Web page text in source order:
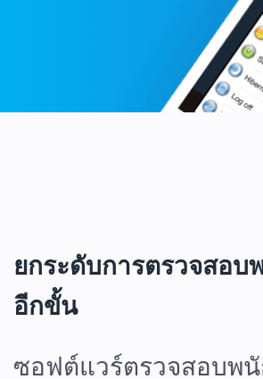
ยกระดับการตรวจสอบ
อีกขั้น
ซอฟต์แวร์ตรวจสอบพ